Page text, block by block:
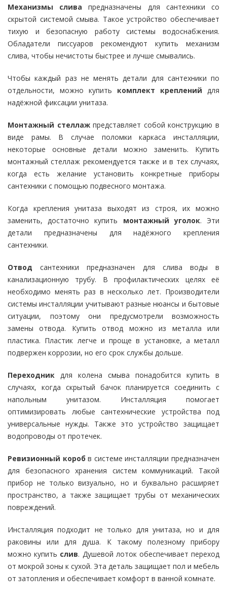
Механизмы слива предназначены для сантехники со
скрытой системой смыва. Такое устройство обеспечивает
тихую и безопасную работу системы водоснабжения.
Обладатели писсуаров рекомендуют купить механизм
слива, чтобы нечистоты быстрее и лучше смывались.
Чтобы каждый раз не менять детали для сантехники по
отдельности, можно купить комплект креплений для
надёжной фиксации унитаза.
Монтажный стеллажпредставляет собой конструкцию в
виде рамы. В случае поломки каркаса инсталляции,
некоторые основные детали можно заменить. Купить
монтажный стеллаж рекомендуется также и в тех случаях,
когда есть желание установить конкретные приборы
сантехники с помощью подвесного монтажа.
Когда крепления унитаза выходят из строя, их можно
заменить, достаточно купить монтажный уголок. Эти
детали предназначены для надёжного крепления
сантехники.
Отвод сантехники предназначен для слива воды в
канализационную трубу. В профилактических целях её
необходимо менять раз в несколько лет. Производители
системы инсталляции учитывают разные нюансы и бытовые
ситуации, поэтому они предусмотрели возможность
замены отвода. Купить отвод можно из металла или
пластика. Пластик легче и проще в установке, а металл
подвержен коррозии, но его срок службы дольше.
Переходник для колена смыва понадобится купить в
случаях, когда скрытый бачок планируется соединить с
напольным унитазом. Инсталляция помогает
оптимизировать любые сантехнические устройства под
универсальные нужды. Также это устройство защищает
водопроводы от протечек.
Ревизионный коробв системе инсталляции предназначен
для безопасного хранения систем коммуникаций. Такой
прибор не только визуально, но и буквально расширяет
пространство, а также защищает трубы от механических
повреждений.
Инсталляция подходит не только для унитаза, но и для
раковины или для душа. К такому полезному прибору
можно купить слив. Душевой лоток обеспечивает переход
от мокрой зоны к сухой. Эта деталь защищает пол и мебель
от затопления и обеспечивает комфорт в ванной комнате.